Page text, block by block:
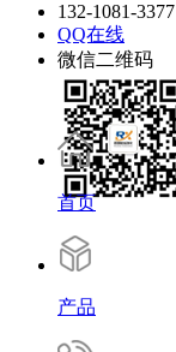
132-1081-3377
QQ在线
微信二维码
首页
产品